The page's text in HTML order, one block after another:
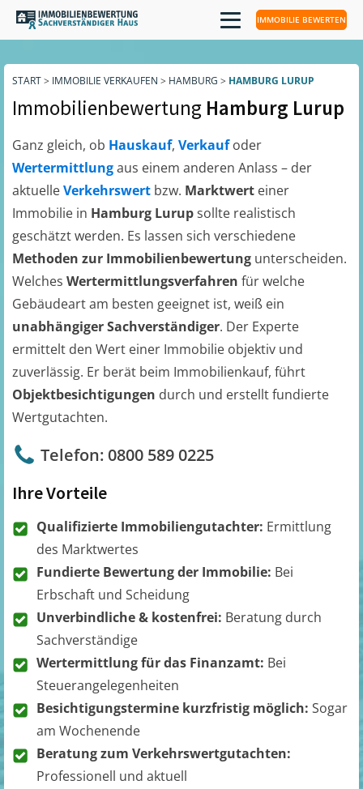
IMMOBILIE BEWERTEN
START> IMMOBILIE VERKAUFEN > HAMBURG > HAMBURG LURUP
Immobilienbewertung Hamburg Lurup
Ganz gleich, ob Hauskauf, Verkaufoder
Wertermittlungaus einem anderen Anlass – der
aktuelleVerkehrswert bzw. Marktwert einer
Immobilie in Hamburg Lurupsollte realistisch
geschätzt werden. Es lassen sich verschiedene
Methoden zur Immobilienbewertung unterscheiden.
Welches Wertermittlungsverfahren für welche
Gebäudeart am besten geeignet ist, weiß ein
unabhängiger Sachverständiger. Der Experte
ermittelt den Wert einer Immobilie objektiv und
zuverlässig. Er berät beim Immobilienkauf, führt
Objektbesichtigungen durch und erstellt fundierte
Wertgutachten.
Telefon: 0800 589 0225
Ihre Vorteile
Qualifizierte Immobiliengutachter: Ermittlung
des Marktwertes
Fundierte Bewertung der Immobilie: Bei
Erbschaft und Scheidung
Unverbindliche & kostenfrei: Beratung durch
Sachverständige
Wertermittlung für das Finanzamt: Bei
Steuerangelegenheiten
Besichtigungstermine kurzfristig möglich: Sogar
am Wochenende
Beratung zum Verkehrswertgutachten:
Professionell und aktuell